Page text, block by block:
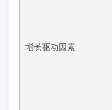
增长驱动因素